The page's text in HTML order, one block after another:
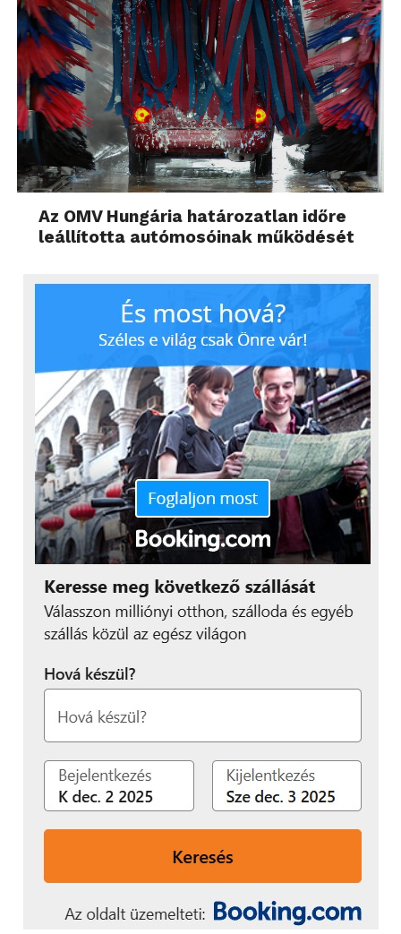
Az OMV Hungária határozatlan időre
leállította autómosóinak működését